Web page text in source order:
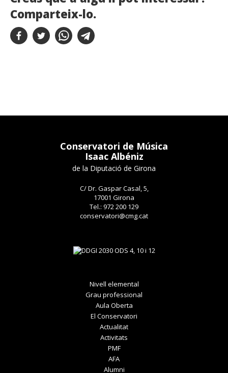
Comparteix-lo.
Conservatori de Música
Isaac Albéniz
de la Diputació de Girona
C/ Dr. Gaspar Casal, 5,
17001 Girona
Tel.: 972 200 129
conservatori@cmg.cat
Nivell elemental
Grau professional
Aula Oberta
El Conservatori
Actualitat
Activitats
PMF
AFA
Alumni